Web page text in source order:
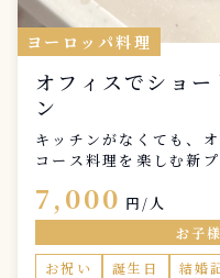
ヨーロッパ料理
オフィスでショ
ン
キッチンがなくても、
コース料理を楽しむ新
ンロのみ。 料理内容は
7,000 円/人
お子
お祝い
誕生日 結婚